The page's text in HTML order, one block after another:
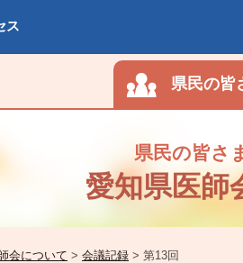
ス
県民の皆
県民の皆さ
愛知県医師
会について > 会議記録 > 第13回